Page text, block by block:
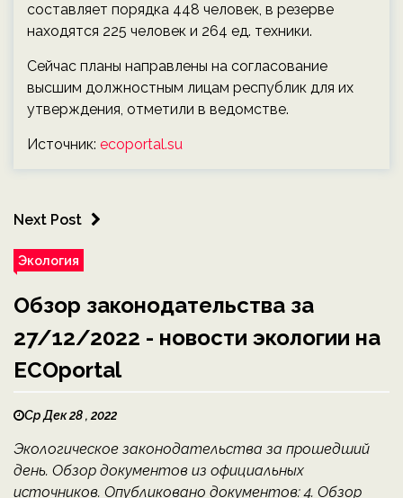
составляет порядка 448 человек, в резерве
находятся 225 человек и 264 ед. техники.
Сейчас планы направлены на согласование
высшим должностным лицам республик для их
утверждения, отметили в ведомстве.
Источник: ecoportal.su
Next Post
Экология
Обзор законодательства за
27/12/2022 - новости экологии на
ECOportal
Ср Дек 28 , 2022
Экологическое законодательства за прошедший
день. Обзор документов из официальных
источников. Опубликовано документов: 4. Обзор